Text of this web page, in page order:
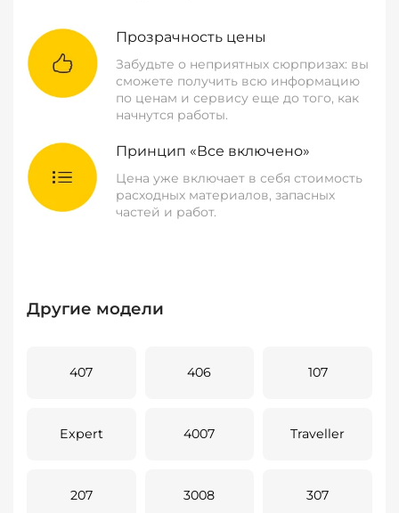
Прозрачность цены
Забудьте о неприятных сюрпризах: вы
сможете получить всю информацию
по ценам и сервису еще до того, как
начнутся работы.
Принцип «Все включено»
Цена уже включает в себя стоимость
расходных материалов, запасных
частей и работ.
Другие модели
407 406 107
Expert 4007 Traveller
207 3008 307